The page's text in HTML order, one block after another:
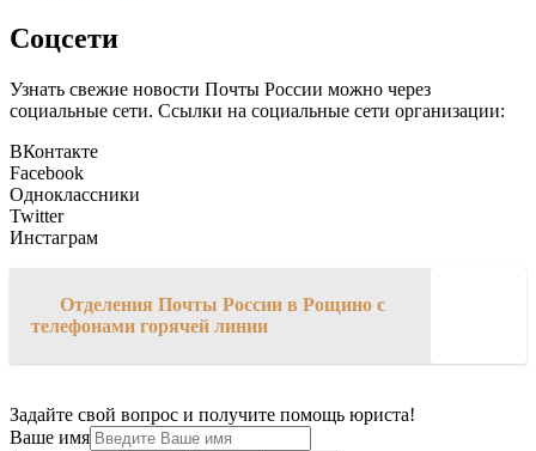
Соцсети
Узнать свежие новости Почты России можно через
социальные сети. Ссылки на социальные сети организации:
ВКонтакте
Facebook
Одноклассники
Twitter
Инстаграм
Отделения Почты России в Рощино с
телефонами горячей линии
Задайте свой вопрос и получите помощь юриста!
Ваше имя